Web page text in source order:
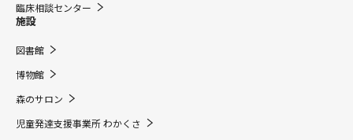
臨床相談センター
施設
図書館
博物館
森のサロン
児童発達支援事業所 わかくさ